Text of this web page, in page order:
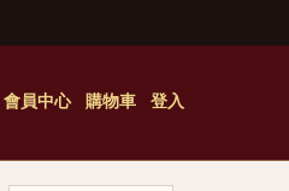
會員中心 購物車 登入